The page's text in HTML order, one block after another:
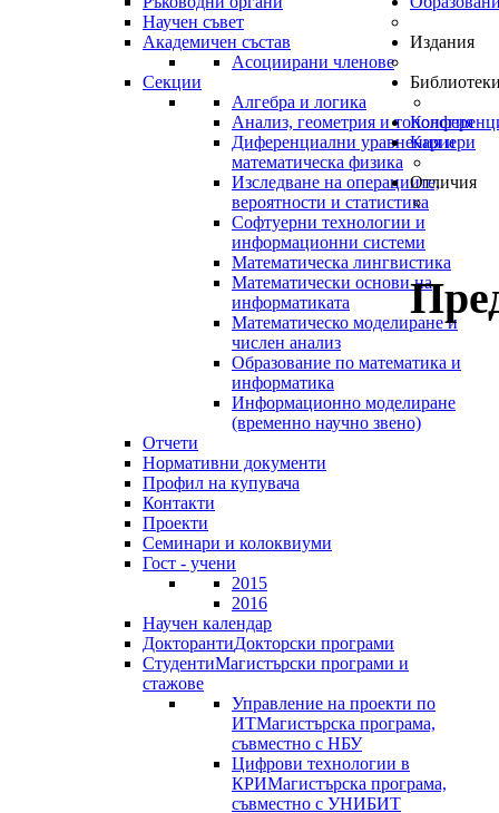
Научен съвет
Академичен състав
Асоциирани членове
Секции
Алгебра и логика
Анализ, геометрия и топология
Диференциални уравнения и
математическа физика
Изследване на операциите,
вероятности и статистика
Софтуерни технологии и
информационни системи
Математическа лингвистика
Математически основи на
информатиката
Математическо моделиране и
числен анализ
Образование по математика и
информатика
Информационно моделиране
(временно научно звено)
Отчети
Нормативни документи
Профил на купувача
Контакти
Проекти
Семинари и колоквиуми
Гост - учени
2015
2016
Научен календар
ДокторантиДокторски програми
СтудентиМагистърски програми и
стажове
Управление на проекти по
ИТМагистърска програма,
съвместно с НБУ
Цифрови технологии в
КРИМагистърска програма,
съвместно с УНИБИТ
Издания
Кариери
Отличия